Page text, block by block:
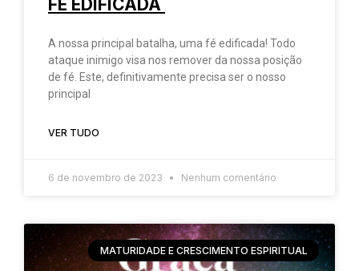
FÉ EDIFICADA
A nossa principal batalha, uma fé edificada! Todo
ataque inimigo visa nos remover da nossa posição
de fé. Este, definitivamente precisa ser o nosso
principal
VER TUDO
6 de novembro de 2023 Nenhum comentário
MATURIDADE E CRESCIMENTO ESPIRITUAL